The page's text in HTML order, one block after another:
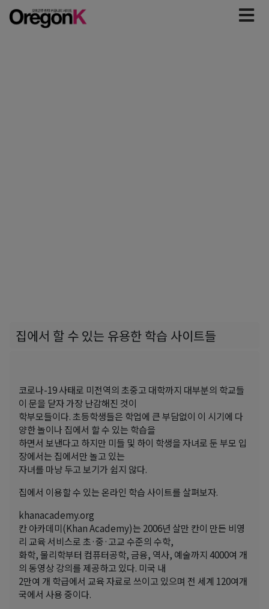
집에서 할 수 있는 유용한 학습 사이트들
코로나-19 사태로 미전역의 초중고 대학까지 대부분의 학교들
이 문을 닫자 가장 난감해진 것이
학부모들이다. 초등학생들은 학업에 큰 부담없이 이 시기에 다
양한 놀이나 집에서 할 수 있는 학습을
하면서 보낸다고 하지만 미들 및 하이 학생을 자녀로 둔 부모 입
장에서는 집에서만 놀고 있는
자녀를 마냥 두고 보기가 쉽지 않다.
집에서 이용할 수 있는 온라인 학습 사이트를 살펴보자.
khanacademy.org
칸 아카데미(Khan Academy)는 2006년 살만 칸이 만든 비영
리 교육 서비스로 초·중·고교 수준의 수학,
화학, 물리학부터 컴퓨터공학, 금융, 역사, 예술까지 4000여 개
의 동영상 강의를 제공하고 있다. 미국 내
2만여 개 학급에서 교육 자료로 쓰이고 있으며 전 세계 120여개
국에서 사용 중이다.